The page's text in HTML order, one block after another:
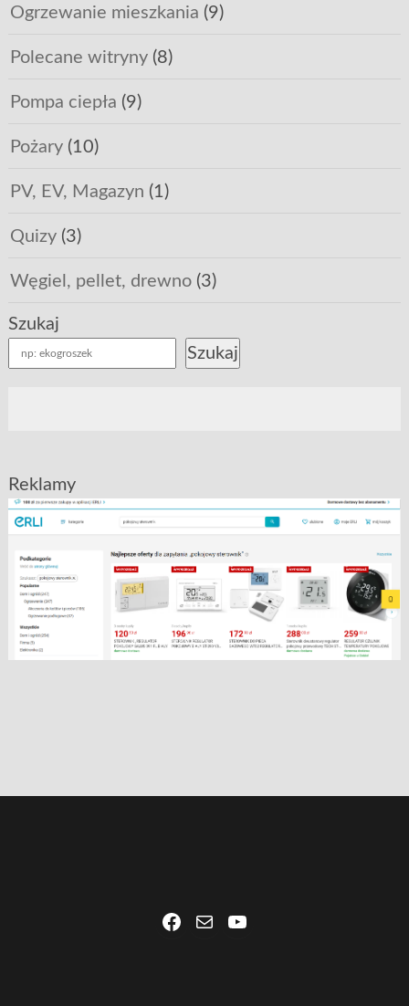
Ogrzewanie mieszkania (9)
Polecane witryny(8)
Pompa ciepła (9)
Pożary(10)
PV, EV, Magazyn (1)
Quizy(3)
Węgiel, pellet, drewno(3)
Szukaj
Szukaj
Reklamy
Facebook
Mail